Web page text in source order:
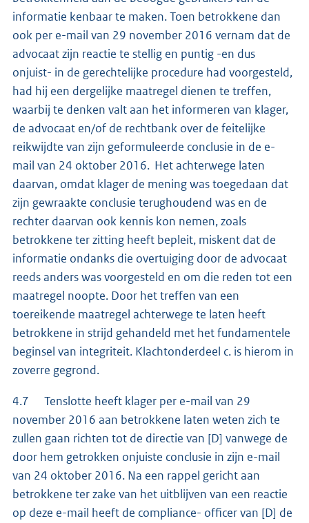
informatie kenbaar te maken. Toen betrokkene dan
ook per e-mail van 29 november 2016 vernam dat de
advocaat zijn reactie te stellig en puntig -en dus
onjuist- in de gerechtelijke procedure had voorgesteld,
had hij een dergelijke maatregel dienen te treffen,
waarbij te denken valt aan het informeren van klager,
de advocaat en/of de rechtbank over de feitelijke
reikwijdte van zijn geformuleerde conclusie in de e-
mail van 24 oktober 2016. Het achterwege laten
daarvan, omdat klager de mening was toegedaan dat
zijn gewraakte conclusie terughoudend was en de
rechter daarvan ook kennis kon nemen, zoals
betrokkene ter zitting heeft bepleit, miskent dat de
informatie ondanks die overtuiging door de advocaat
reeds anders was voorgesteld en om die reden tot een
maatregel noopte. Door het treffen van een
toereikende maatregel achterwege te laten heeft
betrokkene in strijd gehandeld met het fundamentele
beginsel van integriteit. Klachtonderdeel c. is hierom in
zoverre gegrond.
4.7 Tenslotte heeft klager per e-mail van 29
november 2016 aan betrokkene laten weten zich te
zullen gaan richten tot de directie van [D] vanwege de
door hem getrokken onjuiste conclusie in zijn e-mail
van 24 oktober 2016. Na een rappel gericht aan
betrokkene ter zake van het uitblijven van een reactie
op deze e-mail heeft de compliance- officer van [D] de